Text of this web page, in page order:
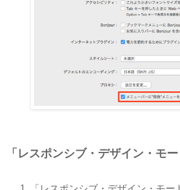
「レスポンシブ・デザイン・モ